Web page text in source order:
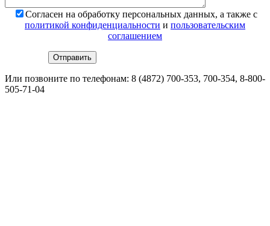
Согласен на обработку персональных данных, а также с
политикой конфиденциальности и пользовательским
соглашением
Или позвоните по телефонам: 8 (4872) 700-353, 700-354, 8-800-
505-71-04